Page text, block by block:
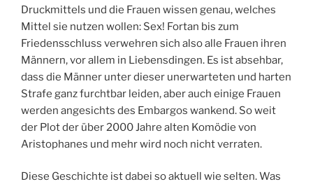
Druckmittels und die Frauen wissen genau, welches
Mittel sie nutzen wollen: Sex! Fortan bis zum
Friedensschluss verwehren sich also alle Frauen ihren
Männern, vor allem in Liebensdingen. Es ist absehbar,
dass die Männer unter dieser unerwarteten und harten
Strafe ganz furchtbar leiden, aber auch einige Frauen
werden angesichts des Embargos wankend. So weit
der Plot der über 2000 Jahre alten Komödie von
Aristophanes und mehr wird noch nicht verraten.
Diese Geschichte ist dabei so aktuell wie selten. Was